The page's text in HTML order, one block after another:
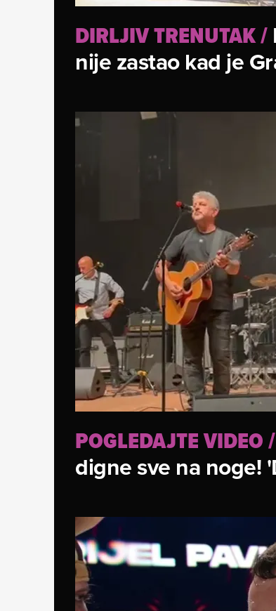
DIRLJIV TRENUTAK/
nije zastao kad je
POGLEDAJTE VIDEO/
digne sve na noge!